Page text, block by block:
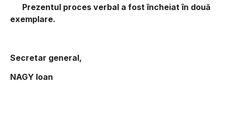
Prezentul proces verbal a fost încheiat în două
exemplare.
Secretar general,
NAGY Ioan